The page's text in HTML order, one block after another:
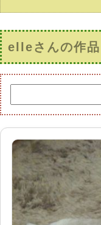
elleさんの作